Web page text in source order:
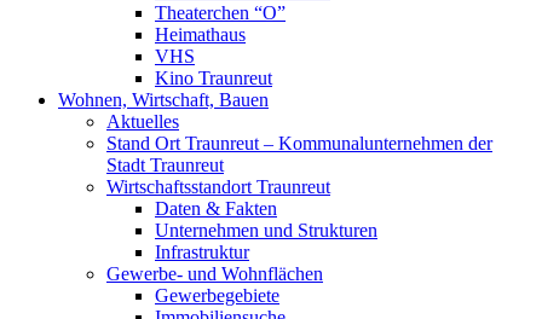
Theaterchen “O”
Heimathaus
VHS
Kino Traunreut
Wohnen, Wirtschaft, Bauen
Aktuelles
Stand Ort Traunreut – Kommunalunternehmen der
Stadt Traunreut
Wirtschaftsstandort Traunreut
Daten & Fakten
Unternehmen und Strukturen
Infrastruktur
Gewerbe- und Wohnflächen
Gewerbegebiete